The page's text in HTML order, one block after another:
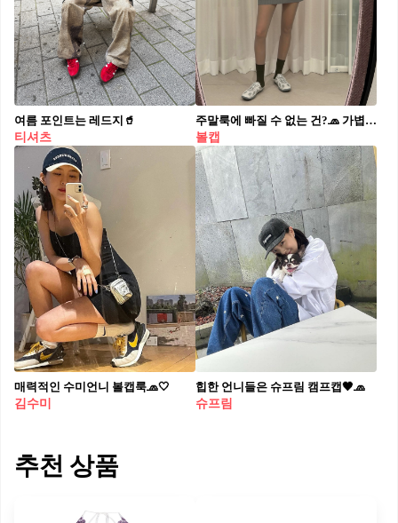
여름 포인트는 레드지🥤
티셔츠
주말룩에 빠질 수 없는 건?🧢 가볍게 눌러 쓰기 좋은 볼캡, 카페 갈 때 딱이야✨🤍
볼캡
매력적인 수미언니 볼캡룩🧢🤍
김수미
힙한 언니들은 슈프림 캠프캡🖤🧢
슈프림
추천 상품